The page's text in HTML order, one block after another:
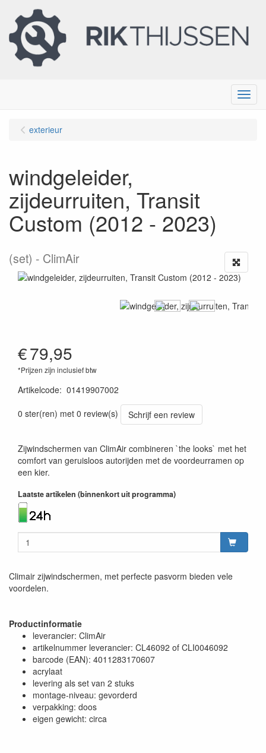
Menu
exterieur
windgeleider,
zijdeurruiten, Transit
Custom (2012 - 2023)
(set) ClimAir
€79,95
*Prijzen zijn inclusief btw
Artikelcode: 01419907002
0 ster(ren) met 0 review(s)
Schrijf een review
Zijwindschermen van ClimAir combineren `the looks` met het
comfort van geruisloos autorijden met de voordeurramen op
een kier.
Laatste artikelen (binnenkort uit programma)
Climair zijwindschermen, met perfecte pasvorm bieden vele
voordelen.
Productinformatie
leverancier: ClimAir
artikelnummer leverancier: CL46092 of CLI0046092
barcode (EAN): 4011283170607
acrylaat
levering als set van 2 stuks
montage-niveau: gevorderd
verpakking: doos
eigen gewicht: circa